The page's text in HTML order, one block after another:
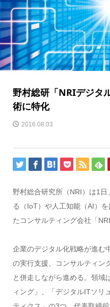
野村総研「NRIデジタ
術に特化
2016.08.03
野村総合研究所（NRI）は1
る（IoT）や人工知能（AI）
たコンサルティング会社「
企業のデジタル化戦略が進む
の実行支援、コンサルティン
と併走しながら進める。領域
ィング」、「デジタルITソリ